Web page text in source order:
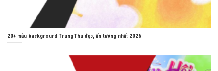
20+ mẫu background Trung Thu đẹp, ấn tượng nhất 2026